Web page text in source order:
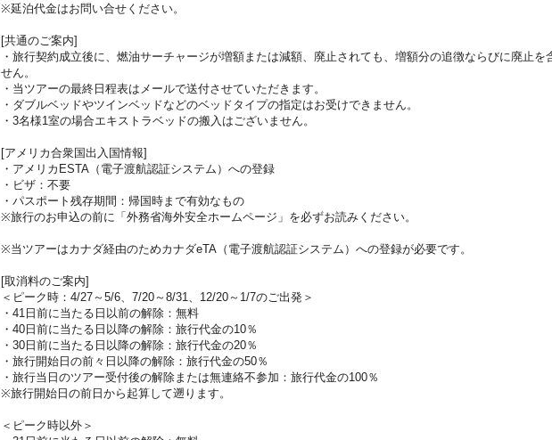
※延泊代金はお問い合せください。
[共通のご案内]
・旅行契約成立後に、燃油サーチャージが増額または減額、廃止されても、増額分の追徴ならびに廃止
せん。
・当ツアーの最終日程表はメールで送付させていただきます。
・ダブルベッドやツインベッドなどのベッドタイプの指定はお受けできません。
・3名様1室の場合エキストラベッドの搬入はございません。
[アメリカ合衆国出入国情報]
・アメリカESTA（電子渡航認証システム）への登録
・ビザ：不要
・パスポート残存期間：帰国時まで有効なもの
※旅行のお申込の前に「外務省海外安全ホームページ」を必ずお読みください。
※当ツアーはカナダ経由のためカナダeTA（電子渡航認証システム）への登録が必要です。
[取消料のご案内]
＜ピーク時：4/27～5/6、7/20～8/31、12/20～1/7のご出発＞
・41日前に当たる日以前の解除：無料
・40日前に当たる日以降の解除：旅行代金の10％
・30日前に当たる日以降の解除：旅行代金の20％
・旅行開始日の前々日以降の解除：旅行代金の50％
・旅行当日のツアー受付後の解除または無連絡不参加：旅行代金の100％
※旅行開始日の前日から起算して遡ります。
＜ピーク時以外＞